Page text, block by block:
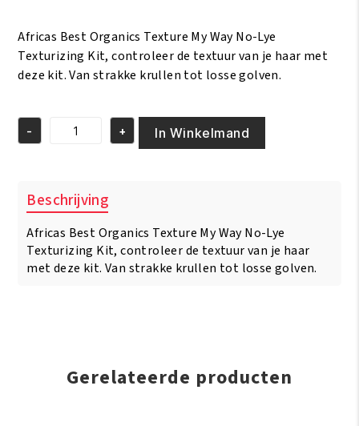
€6.95.€5.95.
Africas Best Organics Texture My Way No-Lye
Texturizing Kit, controleer de textuur van je haar met
deze kit. Van strakke krullen tot losse golven.
Africas
My
Way
No-
Lye
Texturizing
- + In Winkelmand
Beschrijving
Africas Best Organics Texture My Way No-Lye
Texturizing Kit, controleer de textuur van je haar
met deze kit. Van strakke krullen tot losse golven.
Gerelateerde producten